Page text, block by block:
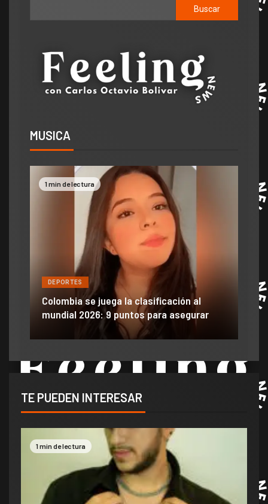
Buscar
MUSICA
2 min de lectura
DEPORTES
Efraín Juárez filtró información y dañó
anuncio de llegada a gigante de México
TE PUEDEN INTERESAR
1 min de lectura